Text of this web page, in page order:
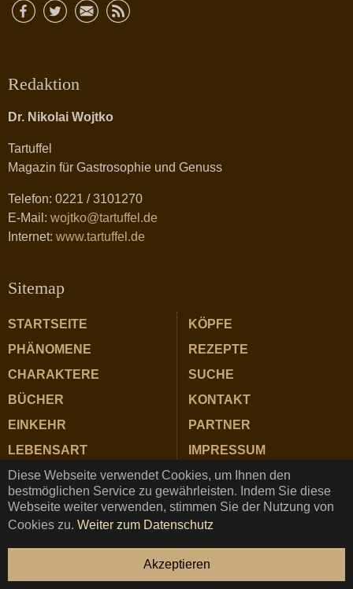
Diese Webseite verwendet Cookies, um Ihnen den
bestmöglichen Service zu gewährleisten. Indem Sie diese
Webseite weiter verwenden, stimmen Sie der Nutzung von
Cookies zu. Weiter zum Datenschutz
Akzeptieren
Redaktion
Dr. Nikolai Wojtko
Tartuffel
Magazin für Gastrosophie und Genuss
Telefon: 0221 / 3101270
E-Mail: wojtko@tartuffel.de
Internet: www.tartuffel.de
Sitemap
STARTSEITE
PHÄNOMENE
CHARAKTERE
BÜCHER
EINKEHR
LEBENSART
ZUTATEN
KÖPFE
REZEPTE
SUCHE
KONTAKT
PARTNER
IMPRESSUM
DATENSCHUTZ
TARTUFFEL © Copyright 2025 ★ Magazin für Gastrosophie